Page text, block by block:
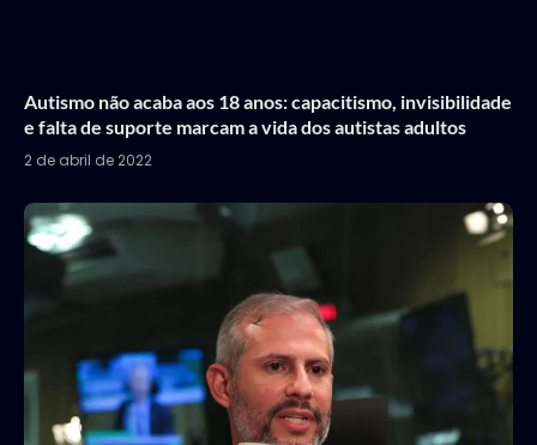
Autismo não acaba aos 18 anos: capacitismo, invisibilidade
e falta de suporte marcam a vida dos autistas adultos
2 de abril de 2022